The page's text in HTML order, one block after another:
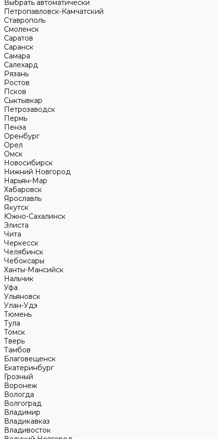
Выбрать автоматически
Петропавловск-Камчатский
Ставрополь
Смоленск
Саратов
Саранск
Самара
Салехард
Рязань
Ростов
Псков
Сыктывкар
Петрозаводск
Пермь
Пенза
Оренбург
Орел
Омск
Новосибирск
Нижний Новгород
Нарьян-Мар
Хабаровск
Ярославль
Якутск
Южно-Сахалинск
Элиста
Чита
Черкесск
Челябинск
Чебоксары
Ханты-Мансийск
Нальчик
Уфа
Ульяновск
Улан-Удэ
Тюмень
Тула
Томск
Тверь
Тамбов
Благовещенск
Екатеринбург
Грозный
Воронеж
Вологда
Волгоград
Владимир
Владикавказ
Владивосток